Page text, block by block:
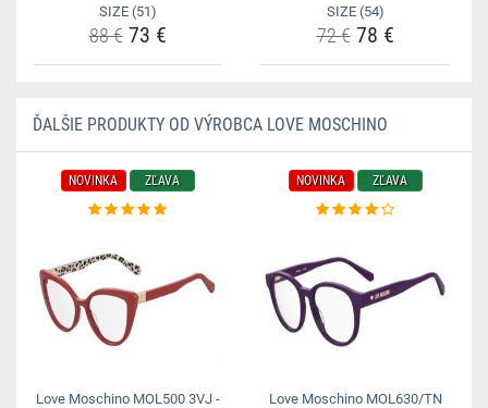
SIZE (51)
88 €73 €
SIZE (54)
72 €78 €
ĎALŠIE PRODUKTY OD VÝROBCA LOVE MOSCHINO
NOVINKA ZĽAVA
Love Moschino MOL500 3VJ -
NOVINKA ZĽAVA
Love Moschino MOL630/TN